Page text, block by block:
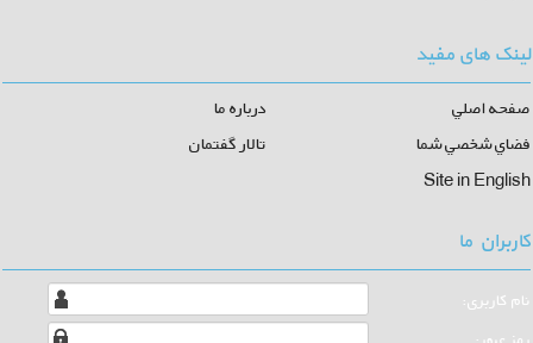
لینک های مفید
صفحه اصلي
درباره ما
فضاي شخصي شما
تالار گفتمان
Site in English
کاربران ما
نام كاربری: